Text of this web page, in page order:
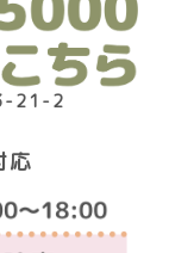
21-2
応